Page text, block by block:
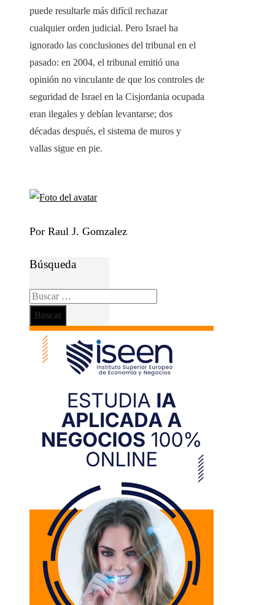
puede resultarle más difícil rechazar
cualquier orden judicial. Pero Israel ha
ignorado las conclusiones del tribunal en el
pasado: en 2004, el tribunal emitió una
opinión no vinculante de que los controles de
seguridad de Israel en la Cisjordania ocupada
eran ilegales y debían levantarse; dos
décadas después, el sistema de muros y
vallas sigue en pie.
Por Raul J. Gomzalez
Búsqueda
Buscar: